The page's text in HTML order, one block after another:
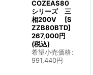
COZEAS80
シリーズ 三
相200V
[S
ZZB80BTD]
267,000円
(税込)
希望小売価格:
991,440円